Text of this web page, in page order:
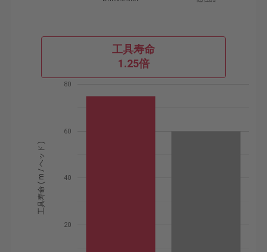
工具寿命
1.25倍
20
40
60
80
工具寿命 ( m / ヘッド )